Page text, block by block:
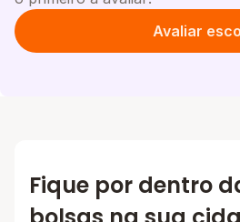
Avaliar
Fique por dentro